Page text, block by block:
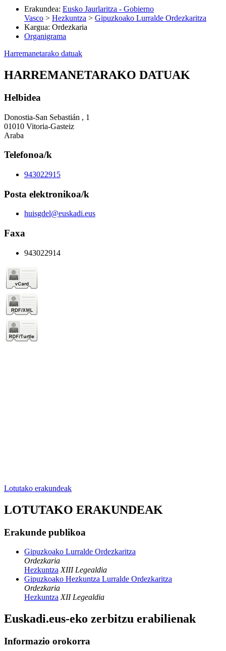
Erakundea: Eusko Jaurlaritza - Gobierno
Vasco > Hezkuntza > Gipuzkoako Lurralde Ordezkaritza
Kargua: Ordezkaria
Organigrama
Harremanetarako datuak
HARREMANETARAKO DATUAK
Helbidea
Donostia-San Sebastián , 1
01010 Vitoria-Gasteiz
Araba
Telefonoa/k
943022915
Posta elektronikoa/k
huisgdel@euskadi.eus
Faxa
943022914
Lotutako erakundeak
LOTUTAKO ERAKUNDEAK
Erakunde publikoa
Gipuzkoako Lurralde Ordezkaritza
Ordezkaria
Hezkuntza XIII Legealdia
Gipuzkoako Hezkuntza Lurralde Ordezkaritza
Ordezkaria
Hezkuntza XII Legealdia
Euskadi.eus-eko zerbitzu erabilienak
Informazio orokorra